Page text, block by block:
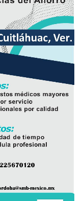
acordonaron
indicios, en
las
mecánica del
y agentes de la
de
del cuerpo, que
(Semefo),
oficial.
puesta a